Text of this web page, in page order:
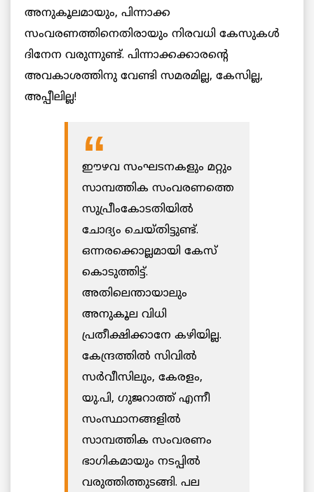
അനുകൂലമായും, പിന്നാക്ക
സംവരണത്തിനെതിരായും നിരവധി കേസുകള്‍
ദിനേന വരുന്നുണ്ട്. പിന്നാക്കക്കാരൻ്റെ
അവകാശത്തിനു വേണ്ടി സമരമില്ല, കേസില്ല,
അപ്പീലില്ല!
ഈഴവ സംഘടനകളും മറ്റും
സാമ്പത്തിക സംവരണത്തെ
സുപ്രീംകോടതിയിൽ
ചോദ്യം ചെയ്തിട്ടുണ്ട്.
ഒന്നരക്കൊല്ലമായി കേസ്
കൊടുത്തിട്ട്.
അതിലെന്തായാലും
അനുകൂല വിധി
പ്രതീക്ഷിക്കാനേ കഴിയില്ല.
കേന്ദ്രത്തിൽ സിവിൽ
സർവീസിലും, കേരളം,
യു.പി, ഗുജറാത്ത് എന്നീ
സംസ്ഥാനങ്ങളിൽ
സാമ്പത്തിക സംവരണം
ഭാഗികമായും നടപ്പിൽ
വരുത്തിത്തുടങ്ങി. പല